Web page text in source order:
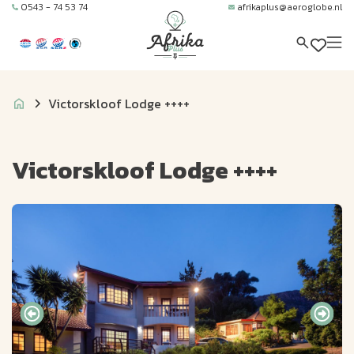
0543 - 74 53 74 afrikaplus@aeroglobe.nl
Victorskloof Lodge ++++
Victorskloof Lodge ++++